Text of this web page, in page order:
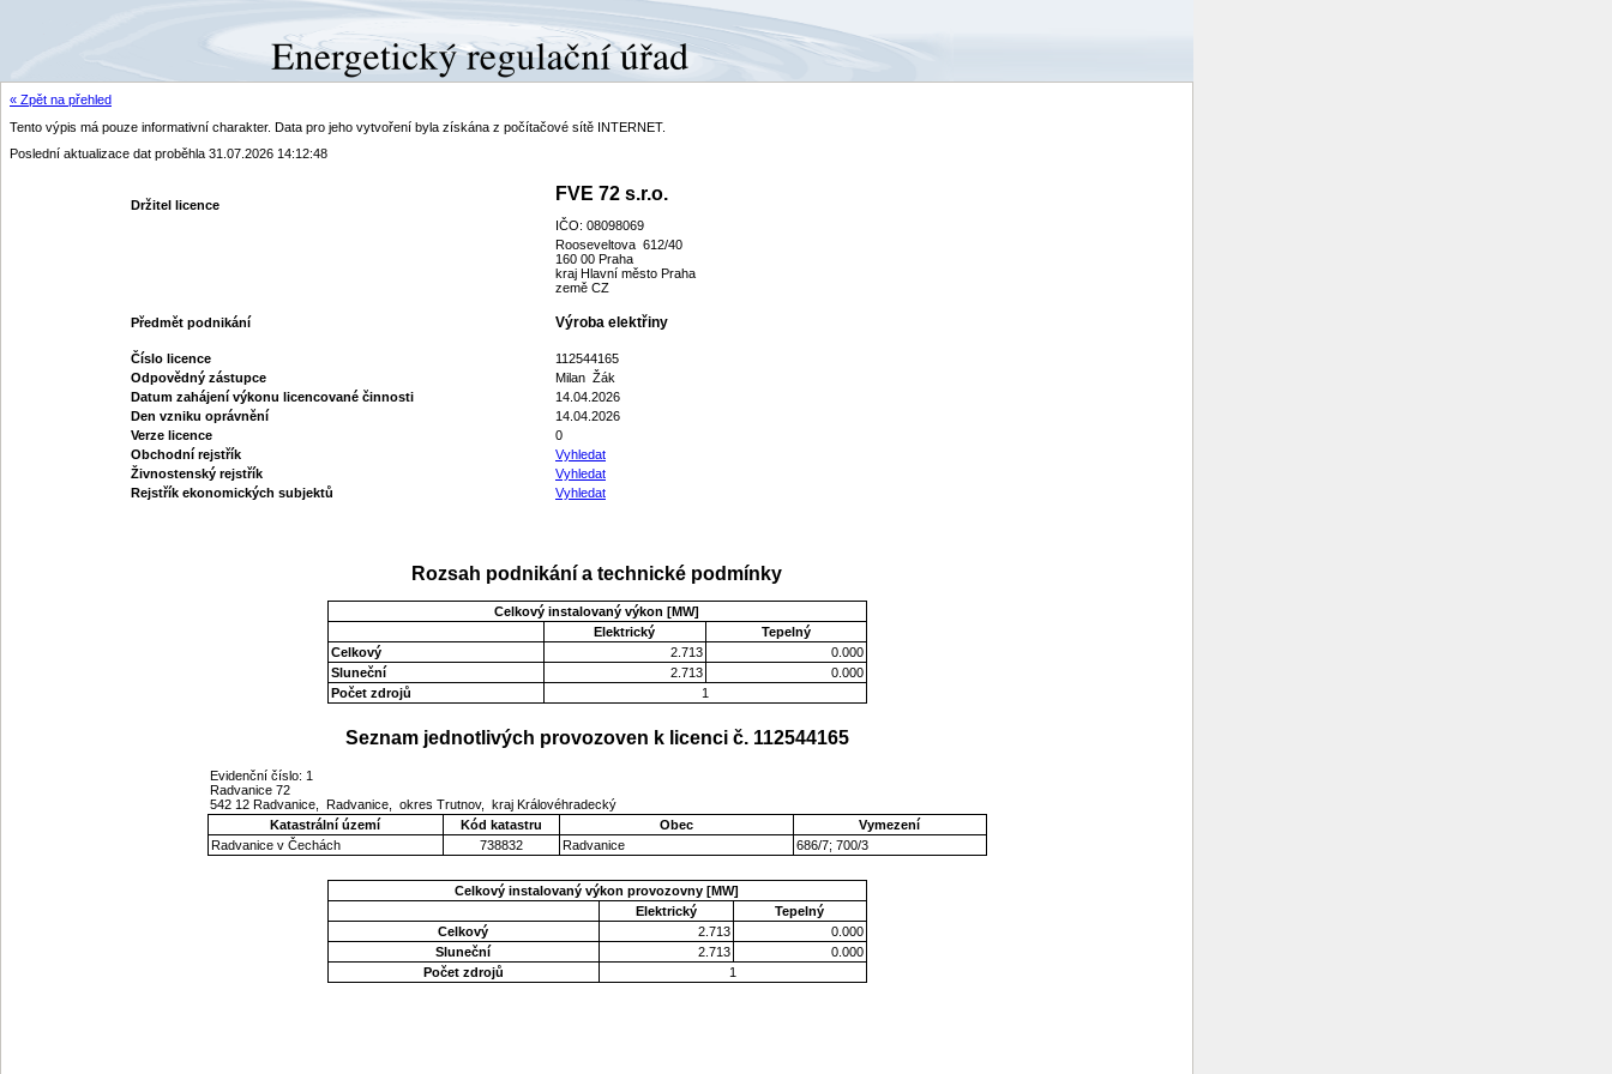
« Zpět na přehled
Tento výpis má pouze informativní charakter. Data pro jeho vytvoření byla získána z počítačové sítě INTERNET.
Poslední aktualizace dat proběhla 31.07.2026 14:12:48
Držitel licence
FVE 72 s.r.o.
IČO: 08098069
Rooseveltova 612/40
160 00 Praha
kraj Hlavní město Praha
země CZ
Předmět podnikání Výroba elektřiny
Číslo licence
112544165
Odpovědný zástupce
Milan Žák
Datum zahájení výkonu licencované činnosti
14.04.2026
Den vzniku oprávnění
14.04.2026
Verze licence
0
Obchodní rejstřík
Vyhledat
Živnostenský rejstřík
Vyhledat
Rejstřík ekonomických subjektů
Vyhledat
Rozsah podnikání a technické podmínky
Celkový instalovaný výkon [MW]
Elektrický
Tepelný
Celkový
2.713
0.000
Sluneční
2.713
0.000
Počet zdrojů
1
Seznam jednotlivých provozoven k licenci č. 112544165
Evidenční číslo: 1
Radvanice 72
542 12 Radvanice, Radvanice, okres Trutnov, kraj Královéhradecký
Katastrální území
Kód katastru Obec
Vymezení
Radvanice v Čechách
738832 Radvanice 686/7; 700/3
Celkový instalovaný výkon provozovny [MW]
Elektrický
Tepelný
Celkový
2.713
0.000
Sluneční
2.713
0.000
Počet zdrojů
1